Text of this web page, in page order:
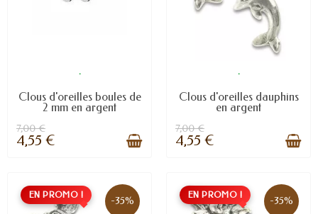
.
Clous d'oreilles boules de
2 mm en argent
7,00 €
4,55 €
.
Clous d'oreilles dauphins
en argent
7,00 €
4,55 €
EN PROMO ! -35% EN PROMO ! -35%